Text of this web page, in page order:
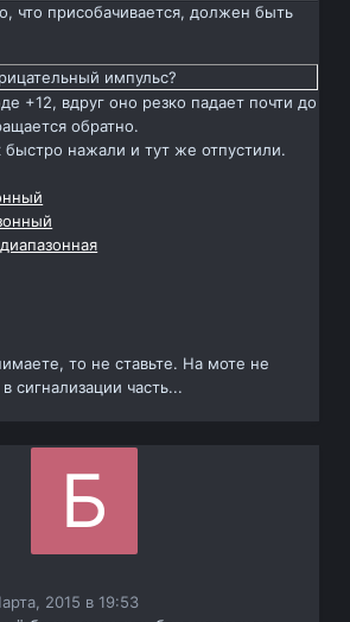
что присобачивается, должен быть
импульс?
+12, вдруг оно резко падает почти до
обратно.
быстро нажали и тут же отпустили.
то не ставьте. На моте не
сигнализации часть...
2015 в 19:53